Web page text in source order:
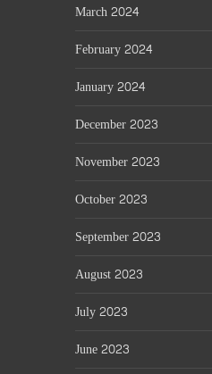
March 2024
February 2024
January 2024
December 2023
November 2023
October 2023
September 2023
August 2023
July 2023
June 2023